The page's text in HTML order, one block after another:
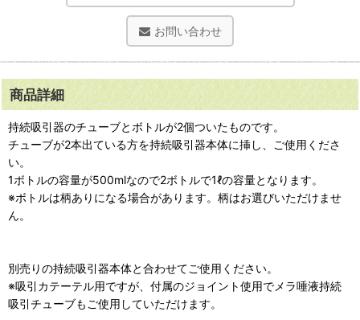
お問い合わせ
商品詳細
持続吸引器のチューブとボトルが2個ついたものです。
チューブが2本出ている方を持続吸引器本体に挿し、ご使用くださ
い。
1ボトルの容量が500mlなので2ボトルで1ℓの容量となります。
※ボトルは柄ありになる場合があります。柄はお選びいただけませ
ん。
別売りの持続吸引器本体と合わせてご使用ください。
※吸引カテーテル用ですが、付属のジョイント使用でメラ唾液持続
吸引チューブもご使用していただけます。